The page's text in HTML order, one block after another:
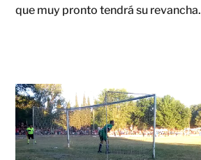
que muy pronto tendrá su revancha.